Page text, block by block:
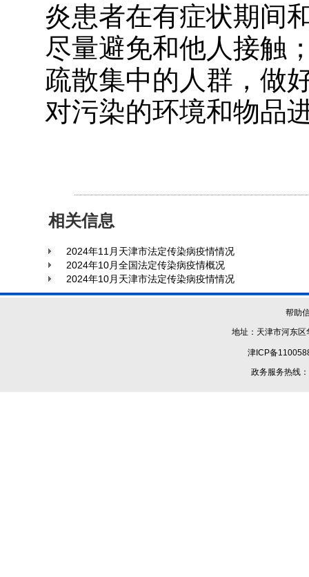
炎患者在有症状期间
尽量避免和他人接触
疏散集中的人群，做
对污染的环境和物品
相关信息
2024年11月天津市法定传染病疫情情况
2024年10月全国法定传染病疫情概况
2024年10月天津市法定传染病疫情情况
帮助
地址：天津市河
津ICP备
政务服务热线